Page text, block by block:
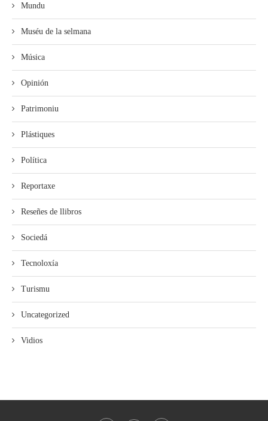
Mundu
Muséu de la selmana
Música
Opinión
Patrimoniu
Plástiques
Política
Reportaxe
Reseñes de llibros
Sociedá
Tecnoloxía
Turismu
Uncategorized
Vidios